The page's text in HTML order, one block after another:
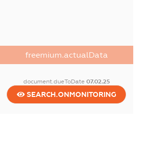
freemium.actualData
document.dueToDate 07.02.25
SEARCH.ONMONITORING